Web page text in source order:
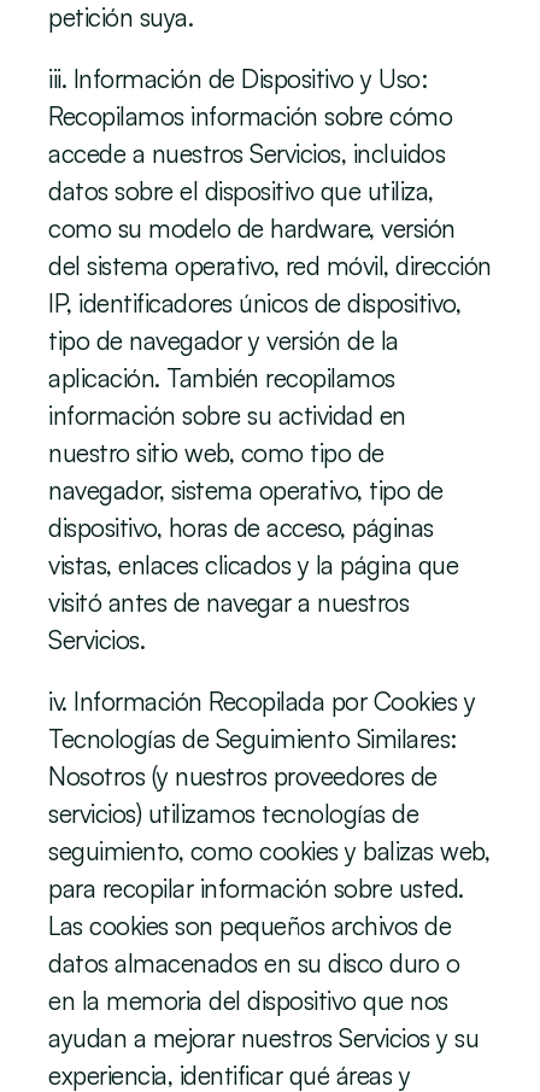
petición suya.
iii. Información de Dispositivo y Uso:
Recopilamos información sobre cómo
accede a nuestros Servicios, incluidos
datos sobre el dispositivo que utiliza,
como su modelo de hardware, versión
del sistema operativo, red móvil, dirección
IP, identificadores únicos de dispositivo,
tipo de navegador y versión de la
aplicación. También recopilamos
información sobre su actividad en
nuestro sitio web, como tipo de
navegador, sistema operativo, tipo de
dispositivo, horas de acceso, páginas
vistas, enlaces clicados y la página que
visitó antes de navegar a nuestros
Servicios.
iv. Información Recopilada por Cookies y
Tecnologías de Seguimiento Similares:
Nosotros (y nuestros proveedores de
servicios) utilizamos tecnologías de
seguimiento, como cookies y balizas web,
para recopilar información sobre usted.
Las cookies son pequeños archivos de
datos almacenados en su disco duro o
en la memoria del dispositivo que nos
ayudan a mejorar nuestros Servicios y su
experiencia, identificar qué áreas y